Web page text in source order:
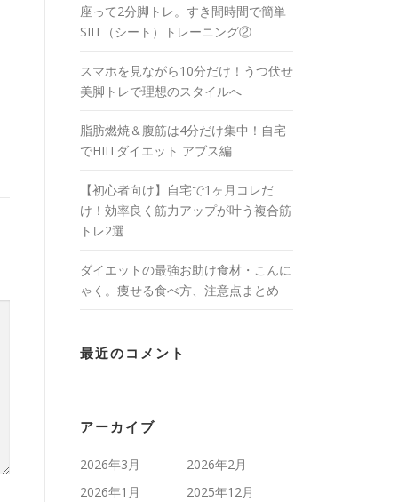
座って2分脚トレ。すき間時間で簡単
SIIT（シート）トレーニング②
スマホを見ながら10分だけ！うつ伏せ
美脚トレで理想のスタイルへ
脂肪燃焼＆腹筋は4分だけ集中！自宅
でHIITダイエット アブス編
【初心者向け】自宅で1ヶ月コレだ
け！効率良く筋力アップが叶う複合筋
トレ2選
ダイエットの最強お助け食材・こんに
ゃく。痩せる食べ方、注意点まとめ
最近のコメント
アーカイブ
2026年3月
2026年2月
2026年1月
2025年12月